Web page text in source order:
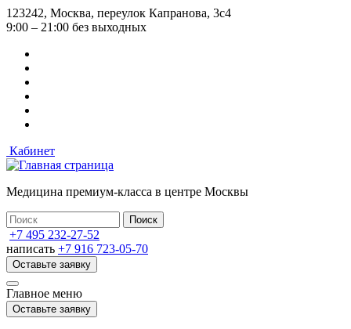
Перейти
к
содержанию
123242, Москва, переулок Капранова, 3с4
9:00 – 21:00 без выходных
Кабинет
Медицина премиум-класса в центре Москвы
+7 495 232-27-52
написать +7 916 723-05-70
Оставьте заявку
Главное меню
Оставьте заявку